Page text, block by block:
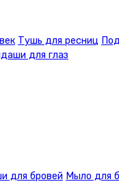
Тушь для ресниц
для глаз
для бровей Мыло для